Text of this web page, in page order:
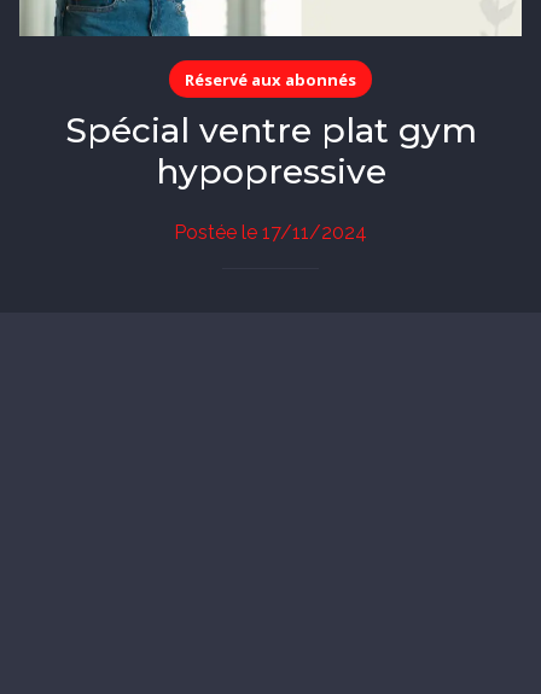
Réservé aux abonnés
Spécial ventre plat gym
hypopressive
Postée le 17/11/2024